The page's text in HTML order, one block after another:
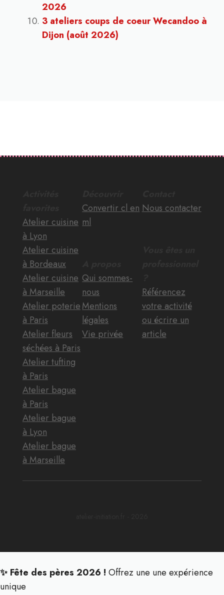
2026
3 ateliers coups de coeur Wecandoo à
Dijon (août 2026)
Atelier cuisine
à Lyon
Atelier cuisine
à Bordeaux
Atelier cuisine
à Marseille
Atelier poterie
à Paris
Atelier fleurs
séchées à Paris
Atelier tufting
à Paris
Atelier bague
à Paris
Atelier bague
à Lyon
Atelier bague
à Marseille
Convertir cl en
ml
Qui sommes-
nous
Mentions
légales
Vie privée
Nous contacter
Référencez
votre activité
ou écrire un
article
✨ Fête des pères 2026 ! Offrez une une expérience
unique